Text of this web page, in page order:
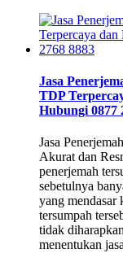
Jasa
TDP
Hubungi 0877
Jasa
Akurat dan
penerjemah
sebetulnya
yang mendasar
tersumpah
tidak
menentukan